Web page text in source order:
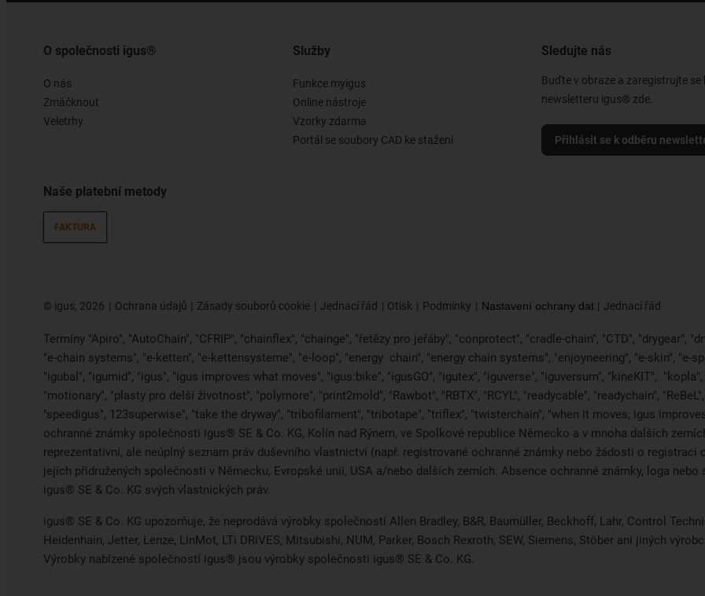
O společnosti igus®
O nás
Zmáčknout
Veletrhy
Naše platební metody
FAKTURA
Služby
Funkce myigus
Online nástroje
Vzorky zdarma
Portál se soubory CAD ke stažení
Sledujte nás
Buďte v obraze a zaregistrujte se
newsletteru igus® zde.
Přihlásit se k odběru
© igus, 2026 Ochrana údajů Zásady souborů cookie Jednací řád Otisk Podmínky Nastavení ochrany dat Jednací řád
Termíny "Apiro", "AutoChain", "CFRIP", "chainflex", "chainge", "řetězy pro jeřáby", "conprotect", "cradle-chain", "CTD", "drygear",
"e-chain systems", "e-ketten", "e-kettensysteme", "e-loop", "energy chain", "energy chain systems", "enjoyneering", "e-skin", "e-
"igubal", "igumid", "igus", "igus improves what moves", "igus:bike", "igusGO", "igutex", "iguverse", "iguversum", "kineKIT",
"motionary", "plasty pro delší životnost", "polymore", "print2mold", "Rawbot", "RBTX", "RCYL", "readycable", "readychain",
"speedigus", 123superwise", "take the dryway", "tribofilament", "tribotape", "triflex", "twisterchain", "when it moves, igus
ochranné známky společnosti igus® SE & Co. KG, Kolín nad Rýnem, ve Spolkové republice Německo a v mnoha dalších
reprezentativní, ale neúplný seznam práv duševního vlastnictví (např. registrované ochranné známky nebo žádosti o
jejích přidružených společností v Německu, Evropské unii, USA a/nebo dalších zemích. Absence ochranné známky, loga
igus® SE & Co. KG svých vlastnických práv.
igus® SE & Co. KG upozorňuje, že neprodává výrobky společností Allen Bradley, B&R, Baumüller, Beckhoff, Lahr, Control
Heidenhain, Jetter, Lenze, LinMot, LTi DRiVES, Mitsubishi, NUM, Parker, Bosch Rexroth, SEW, Siemens, Stöber ani jiných
Výrobky nabízené společností igus® jsou výrobky společnosti igus® SE & Co. KG.